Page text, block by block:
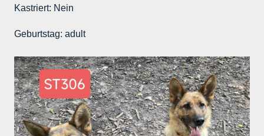
Kastriert: Nein
Geburtstag: adult